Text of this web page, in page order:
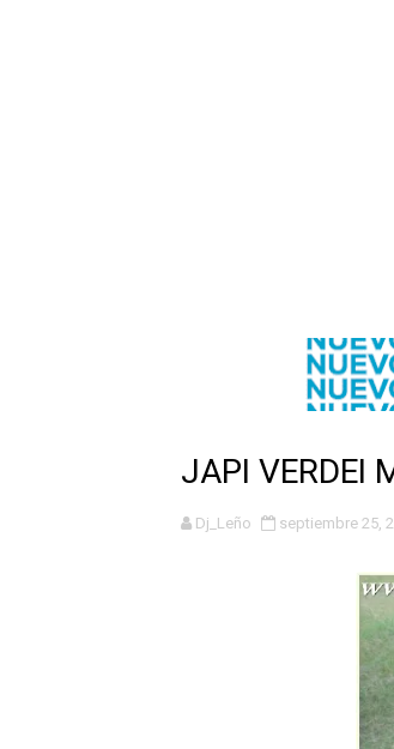
Dólar bajó
NY:
Incendio
Gobierno
Operativo
JAPI VERDEI
Dj_Leño septiembre 25,